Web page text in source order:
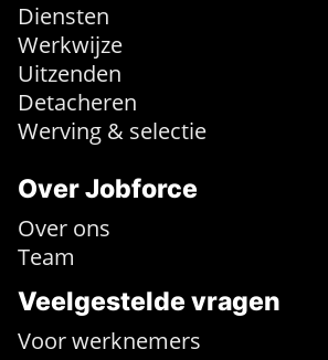
Diensten
Werkwijze
Uitzenden
Detacheren
Werving & selectie
Over Jobforce
Over ons
Team
Veelgestelde vragen
Voor werknemers